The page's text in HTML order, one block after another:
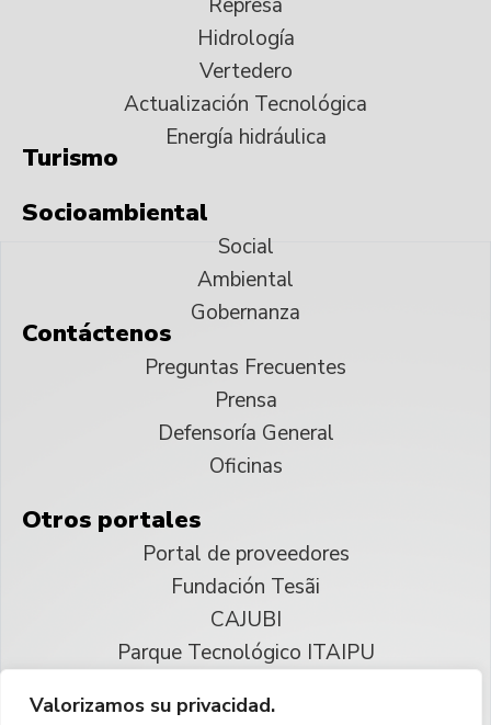
Valorizamos su privacidad.
Represa
Hidrología
Vertedero
Actualización Tecnológica
Energía hidráulica
Turismo
Socioambiental
Social
Ambiental
Gobernanza
Contáctenos
Preguntas Frecuentes
Prensa
Defensoría General
Oficinas
Otros portales
Portal de proveedores
Fundación Tesãi
CAJUBI
Parque Tecnológico ITAIPU